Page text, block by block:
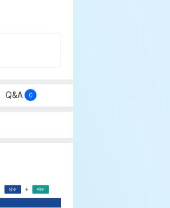
Q&A 0